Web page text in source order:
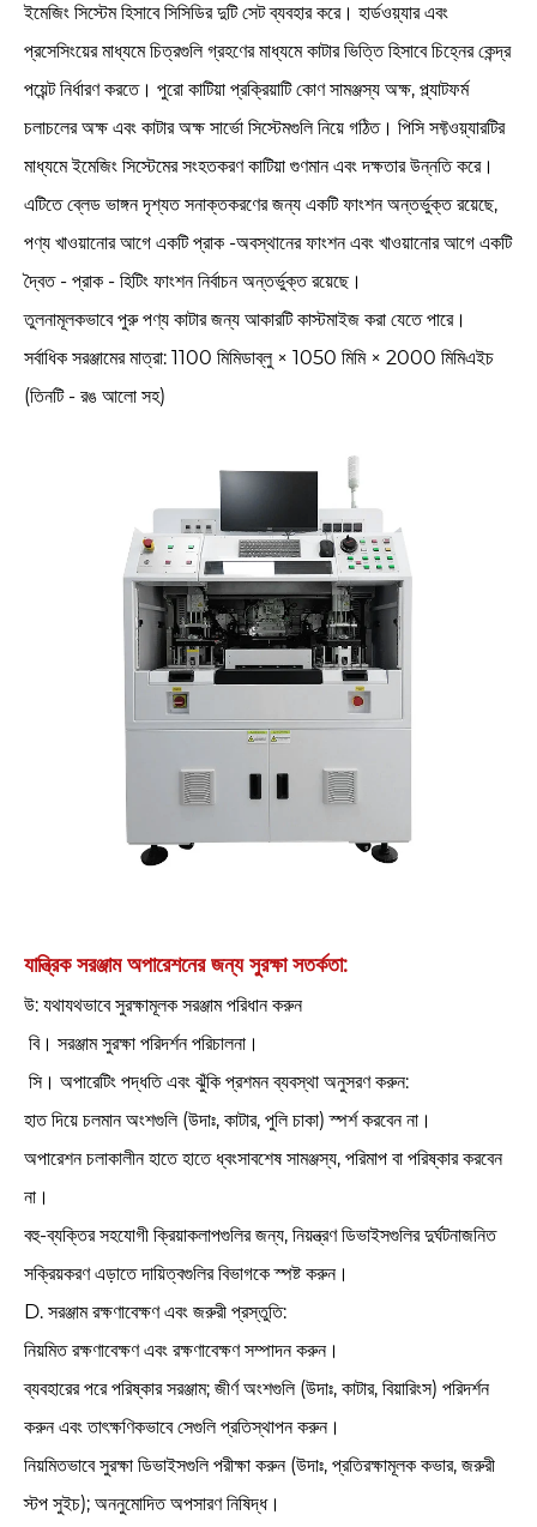
ইমেজিং সিস্টেম হিসাবে সিসিডির দুটি সেট ব্যবহার করে। হার্ডওয়্যার এবং
প্রসেসিংয়ের মাধ্যমে চিত্রগুলি গ্রহণের মাধ্যমে কাটার ভিত্তি হিসাবে চিহ্নের কেন্দ্র
পয়েন্ট নির্ধারণ করতে। পুরো কাটিয়া প্রক্রিয়াটি কোণ সামঞ্জস্য অক্ষ, প্ল্যাটফর্ম
চলাচলের অক্ষ এবং কাটার অক্ষ সার্ভো সিস্টেমগুলি নিয়ে গঠিত। পিসি সফ্টওয়্যারটির
মাধ্যমে ইমেজিং সিস্টেমের সংহতকরণ কাটিয়া গুণমান এবং দক্ষতার উন্নতি করে।
এটিতে ব্লেড ভাঙ্গন দৃশ্যত সনাক্তকরণের জন্য একটি ফাংশন অন্তর্ভুক্ত রয়েছে,
পণ্য খাওয়ানোর আগে একটি প্রাক -অবস্থানের ফাংশন এবং খাওয়ানোর আগে একটি
দ্বৈত - প্রাক - হিটিং ফাংশন নির্বাচন অন্তর্ভুক্ত রয়েছে।
তুলনামূলকভাবে পুরু পণ্য কাটার জন্য আকারটি কাস্টমাইজ করা যেতে পারে।
সর্বাধিক সরঞ্জামের মাত্রা: 1100 মিমিডাব্লু × 1050 মিমি × 2000 মিমিএইচ
(তিনটি - রঙ আলো সহ)
যান্ত্রিক সরঞ্জাম অপারেশনের জন্য সুরক্ষা সতর্কতা: ‌
উ: যথাযথভাবে সুরক্ষামূলক সরঞ্জাম পরিধান করুন ‌
‌ বি। সরঞ্জাম সুরক্ষা পরিদর্শন পরিচালনা।
‌ সি। অপারেটিং পদ্ধতি এবং ঝুঁকি প্রশমন ব্যবস্থা অনুসরণ করুন: ‌
হাত দিয়ে চলমান অংশগুলি (উদাঃ, কাটার, পুলি চাকা) স্পর্শ করবেন না।
অপারেশন চলাকালীন হাতে হাতে ধ্বংসাবশেষ সামঞ্জস্য, পরিমাপ বা পরিষ্কার করবেন
না।
বহু-ব্যক্তির সহযোগী ক্রিয়াকলাপগুলির জন্য, নিয়ন্ত্রণ ডিভাইসগুলির দুর্ঘটনাজনিত
সক্রিয়করণ এড়াতে দায়িত্বগুলির বিভাগকে স্পষ্ট করুন।
D. সরঞ্জাম রক্ষণাবেক্ষণ এবং জরুরী প্রস্তুতি: ‌
নিয়মিত রক্ষণাবেক্ষণ এবং রক্ষণাবেক্ষণ সম্পাদন করুন।
ব্যবহারের পরে পরিষ্কার সরঞ্জাম; জীর্ণ অংশগুলি (উদাঃ, কাটার, বিয়ারিংস) পরিদর্শন
করুন এবং তাৎক্ষণিকভাবে সেগুলি প্রতিস্থাপন করুন।
নিয়মিতভাবে সুরক্ষা ডিভাইসগুলি পরীক্ষা করুন (উদাঃ, প্রতিরক্ষামূলক কভার, জরুরী
স্টপ সুইচ); অননুমোদিত অপসারণ নিষিদ্ধ।